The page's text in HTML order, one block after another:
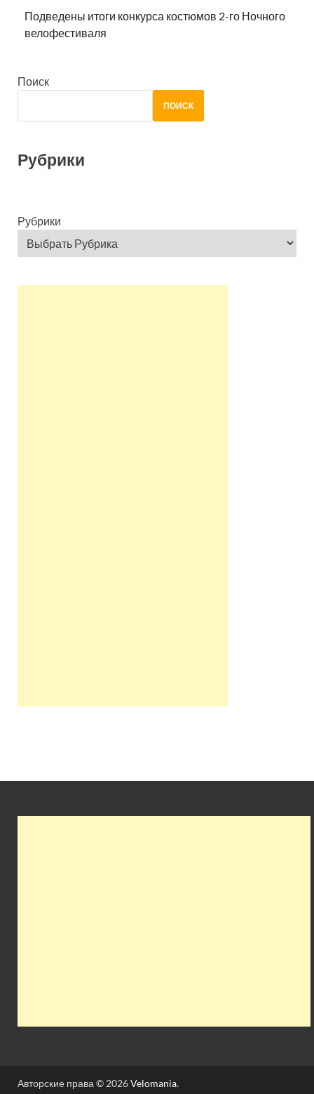
Подведены итоги конкурса костюмов 2-го Ночного
велофестиваля
Поиск
ПОИСК
Рубрики
Рубрики
Авторские права © 2026Velomania.